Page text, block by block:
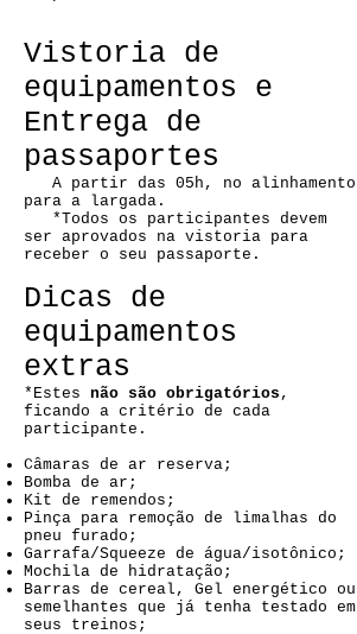
Vistoria de
equipamentos e
Entrega de
passaportes
A partir das 05h, no alinhamento
para a largada.
*Todos os participantes devem
ser aprovados na vistoria para
receber o seu passaporte.
Dicas de
equipamentos
extras
*Estes não são obrigatórios ,
ficando a critério de cada
participante.
Câmaras de ar reserva;
Bomba de ar;
Kit de remendos;
Pinça para remoção de limalhas do
pneu furado;
Garrafa/Squeeze de água/isotônico;
Mochila de hidratação;
Barras de cereal, Gel energético ou
semelhantes que já tenha testado em
seus treinos;